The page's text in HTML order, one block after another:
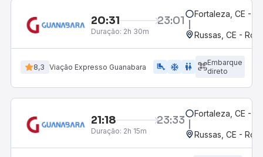
20:31 23:01
Duração: 2h 30m
Fortaleza, CE -
Russas, CE -
8,3 Viação Expresso Guanabara airline_seat_legroom_extra ac_unit wc
Embarque
direto
21:18 23:33
Duração: 2h 15m
Fortaleza, CE -
Russas, CE -